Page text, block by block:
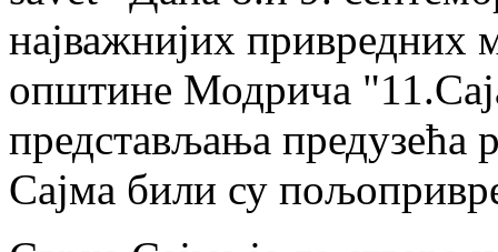
најважнијих привредних
општине Модрича
представљања предузећа
Сајма били су